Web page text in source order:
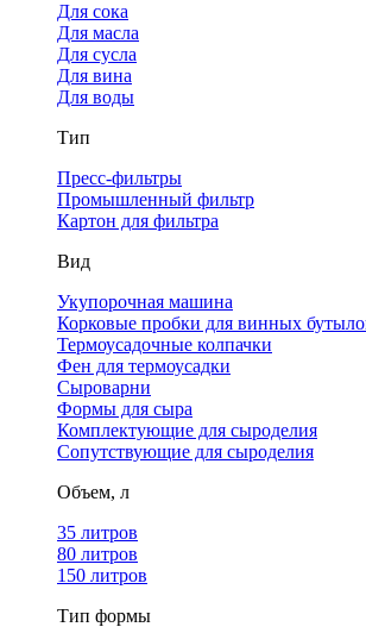
Для сока
Для масла
Для сусла
Для вина
Для воды
Тип
Пресс-фильтры
Промышленный фильтр
Картон для фильтра
Вид
Укупорочная машина
Корковые пробки для винных
Термоусадочные колпачки
Фен для термоусадки
Сыроварни
Формы для сыра
Комплектующие для сыроделия
Сопутствующие для сыроделия
Объем, л
35 литров
80 литров
150 литров
Тип формы